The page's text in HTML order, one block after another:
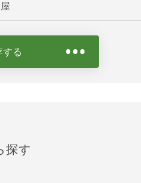
する
探す